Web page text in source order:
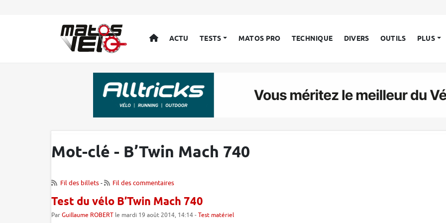
ACCUEIL
ACTU TESTS MATOS PRO TECHNIQUE DIVERS OUTILS PLUS
Mot-clé - B’Twin Mach 740
Fil des billets- Fil des commentaires
Test du vélo B’Twin Mach 740
Par Guillaume ROBERT le mardi 19 août 2014, 14:14 - Test matériel